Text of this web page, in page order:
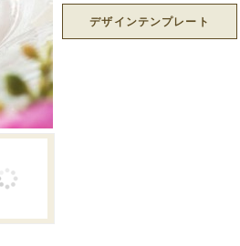
デザインテンプレート